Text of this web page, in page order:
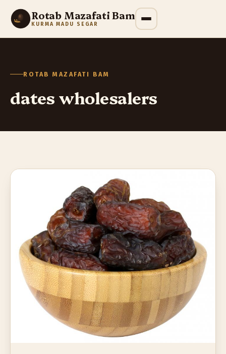
Rotab Mazafati Bam
KURMA MADU SEGAR
ROTAB MAZAFATI BAM
dates wholesalers